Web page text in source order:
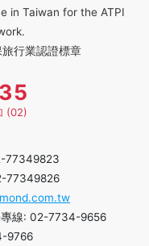
in Taiwan for the ATPI
行業認證標章
(02)
77349823
77349826
專線: 02-7734-9656
9766